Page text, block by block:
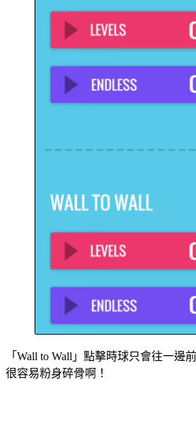
「Wall to Wall」點擊時球只會往一
很容易粉身碎骨啊！